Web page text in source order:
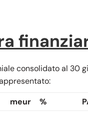
consolidato al 30
meur %